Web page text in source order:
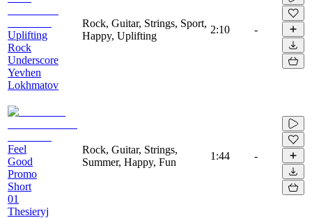
Uplifting
Rock
Underscore
Yevhen
Lokhmatov
Rock, Guitar, Strings, Sport,
Happy, Uplifting
2:10 -
Feel
Good
Promo
Short
01
Thesieryj
Rock, Guitar, Strings,
Summer, Happy, Fun
1:44 -